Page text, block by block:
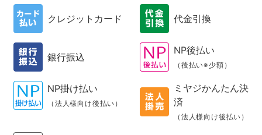
クレジットカード 代金引換
銀行振込
NP後払い
（後払い※少額）
NP掛け払い
（法人様向け後払い）
ミヤジかんたん決
済
（法人様向け後払い）